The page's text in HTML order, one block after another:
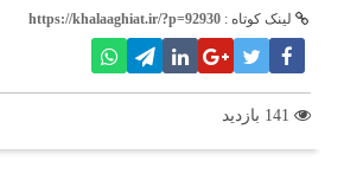
لینک کوتاه : https://khalaaghiat.ir/?p=92930